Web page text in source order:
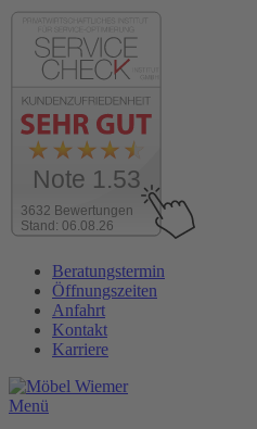
3632 Bewertungen
Stand: 06.08.26
Note 1.53
Inhalt
wechseln
Beratungstermin
Öffnungszeiten
Anfahrt
Kontakt
Karriere
Menü